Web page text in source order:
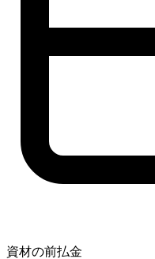
資材の前払金